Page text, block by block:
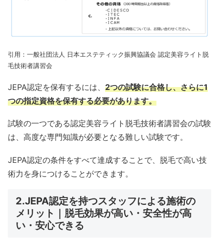
引用：一般社団法人 日本エステティック振興協議会 認定美容ライト脱
毛技術者講習会
JEPA認定を保有するには、 2つの試験に合格し、さらに1
つの指定資格を保有する必要があります。
試験の一つである認定美容ライト脱毛技術者講習会の試験
は、高度な専門知識が必要となる難しい試験です。
JEPA認定の条件をすべて達成することで、脱毛で高い技
術力を身につけることができます。
2.JEPA認定を持つスタッフによる施術の
メリット｜脱毛効果が高い・安全性が高
い・安心できる